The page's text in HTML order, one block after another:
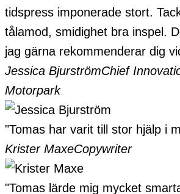
tidspress imponerade stort.
tålamod, smidighet bra inspel.
jag gärna rekommenderar dig
Jessica BjurströmChief
Motorpark
"Tomas har varit till stor hjälp i
Krister MaxeCopywriter
"Tomas lärde mig mycket